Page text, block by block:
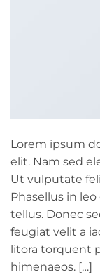
Lorem ipsum
elit. Nam sed
Ut vulputate
Phasellus in
tellus. Donec
feugiat velit a
litora torquent
himenaeos. […]